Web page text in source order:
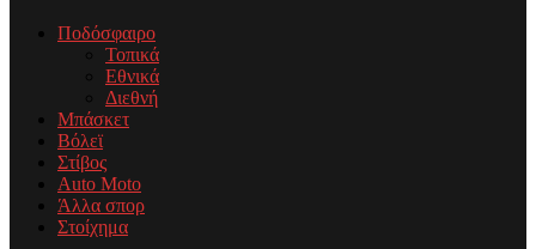
Ποδόσφαιρο
Τοπικά
Εθνικά
Διεθνή
Μπάσκετ
Βόλεϊ
Στίβος
Auto Moto
Άλλα σπορ
Στοίχημα